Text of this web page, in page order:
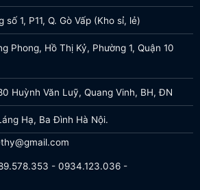
1, P11, Q. Gò Vấp (Kho sỉ, lẻ)
Phong, Hồ Thị Kỷ, Phường 1, Quận 10
Huỳnh Văn Luỹ, Quang Vinh, BH, ĐN
Hạ, Ba Đình Hà Nội.
- 0934.123.036 -